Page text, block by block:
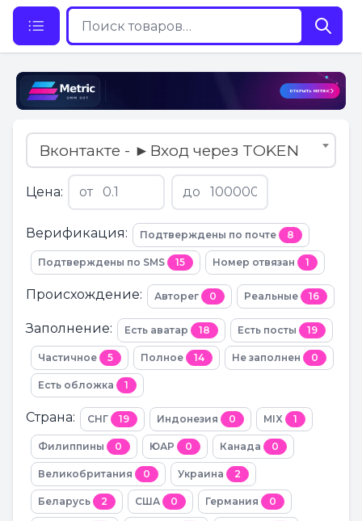
Вконтакте - ►Вход через TOKEN
Цена: от до
Верификация: Подтверждены по почте 8
Подтверждены по SMS 15 Номер отвязан 1
Происхождение: Авторег 0 Реальные 16
Заполнение: Есть аватар 18 Есть посты 19
Частичное 5 Полное 14 Не заполнен 0
Есть обложка 1
Страна: СНГ 19 Индонезия 0 MIX 1
Филиппины 0 ЮАР 0 Канада 0
Великобритания 0 Украина 2
Беларусь 2 США 0 Германия 0